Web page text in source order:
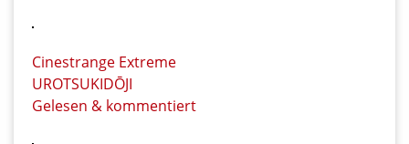
Cinestrange Extreme
UROTSUKIDŌJI
Gelesen & kommentiert